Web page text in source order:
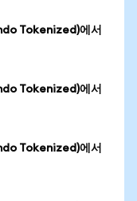
Tokenized)에서
Tokenized)에서
Tokenized)에서